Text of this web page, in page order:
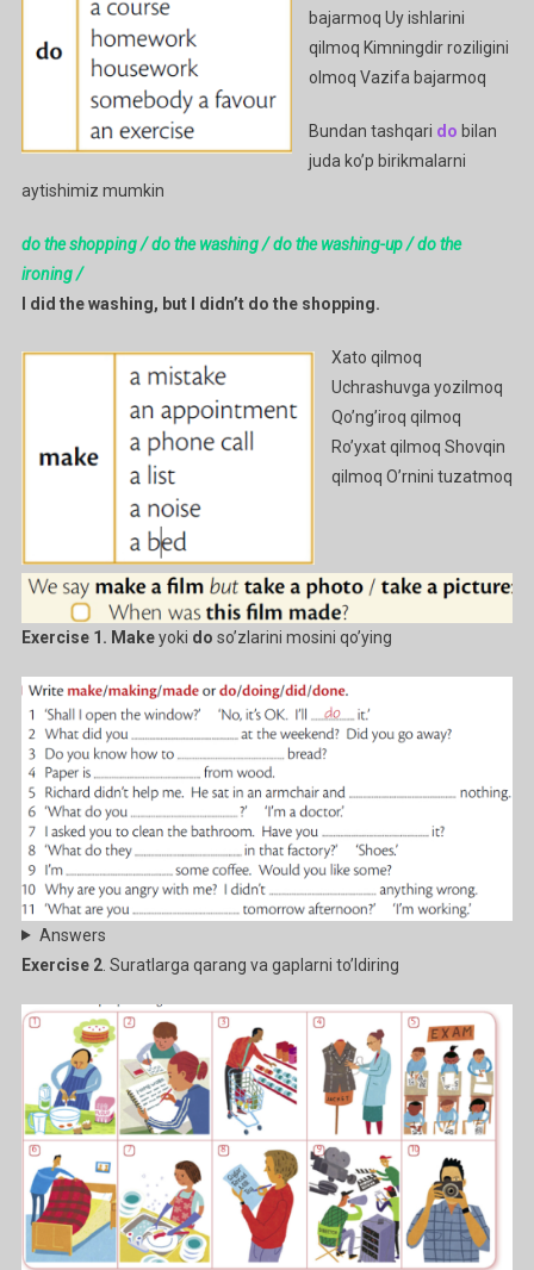
bajarmoq Uy ishlarini
qilmoq Kimningdir roziligini
olmoq Vazifa bajarmoq
Bundan tashqari do bilan
juda ko’p birikmalarni
aytishimiz mumkin
do the shopping / do the washing / do the washing-up / do the
ironing /
I did the washing, but I didn’t do the shopping.
Xato qilmoq
Uchrashuvga yozilmoq
Qo’ng’iroq qilmoq
Ro’yxat qilmoq Shovqin
qilmoq O’rnini tuzatmoq
Exercise 1. Makeyoki do so’zlarini mosini qo’ying
Answers
Exercise 2. Suratlarga qarang va gaplarni to’ldiring